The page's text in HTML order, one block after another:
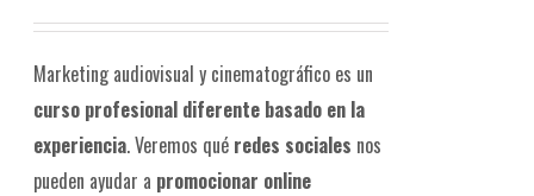
Marketing audiovisual y cinematográfico es un
curso profesional diferente basado en la
experiencia. Veremos qué redes sociales nos
pueden ayudar a promocionar online